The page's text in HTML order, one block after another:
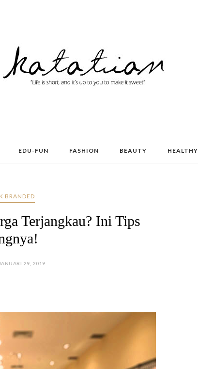
EDU-FUN FASHION BEAUTY HEALTHY
BRANDED
Terjangkau? Ini Tips
29, 2019